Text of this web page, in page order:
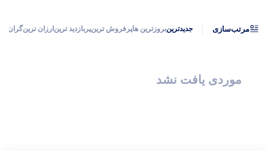
مرتب‌سازی جدیدترینبروزترین هاپرفروش ترینپربازدید ترین ارزان ترینگران
موردی یافت نشد